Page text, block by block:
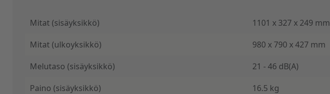
Mitat (sisäyksikkö)
1101 x 327 x 249 mm
Mitat (ulkoyksikkö)
980 x 790 x 427 mm
Melutaso (sisäyksikkö)
21 - 46 dB(A)
Paino (sisäyksikkö)
16.5 kg